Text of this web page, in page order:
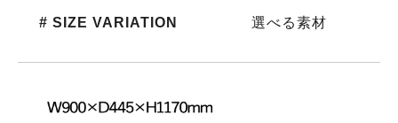
# SIZE VARIATION 選べる素材